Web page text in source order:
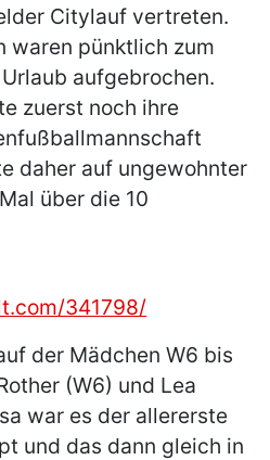
Citylauf vertreten.
waren pünktlich zum
aufgebrochen.
zuerst noch ihre
daher auf ungewohnter
über die 10
341798/
der Mädchen W6 bis
(W6) und Lea
war es der allererste
und das dann gleich in